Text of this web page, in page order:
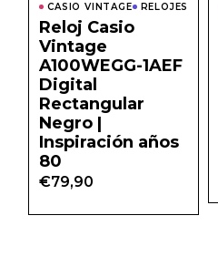
CASIO VINTAGE RELOJES
Reloj Casio
Vintage
A100WEGG-1AEF
Digital
Rectangular
Negro |
Inspiración años
80
€79,90